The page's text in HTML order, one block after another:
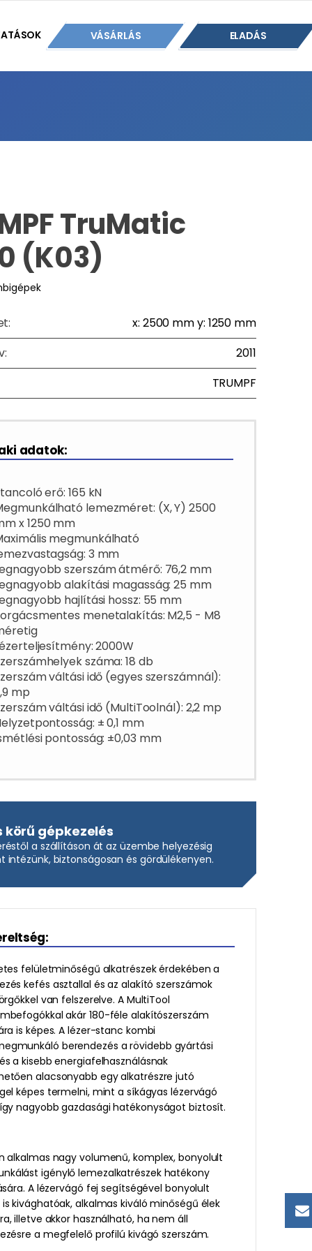
VÁSÁRLÁS ELADÁS
TruMatic
(K03)
x: 2500 mm y: 1250 mm
2011
TRUMPF
adatok:
erő: 165 kN
lemezméret: (X, Y) 2500
x 1250 mm
megmunkálható
3 mm
szerszám átmérő: 76,2 mm
alakítási magasság: 25 mm
hajlítási hossz: 55 mm
menetalakítás: M2,5 - M8
2000W
száma: 18 db
váltási idő (egyes szerszámnál):
mp
váltási idő (MultiToolnál): 2,2 mp
± 0,1 mm
pontosság: ±0,03 mm
körű gépkezelés
a szállításon át az üzembe helyezésig
intézünk, biztonságosan és gördülékenyen.
felületminőségű alkatrészek érdekében a
kefés asztallal és az alakító szerszámok
van felszerelve. A MultiTool
akár 180-féle alakítószerszám
is képes. A lézer-stanc kombi
berendezés a rövidebb gyártási
a kisebb energiafelhasználásnak
alacsonyabb egy alkatrészre jutó
képes termelni, mint a síkágyas lézervágó
nagyobb gazdasági hatékonyságot biztosít.
alkalmas nagy volumenű, komplex, bonyolult
igénylő lemezalkatrészek hatékony
A lézervágó fej segítségével bonyolult
kivághatóak, alkalmas kiváló minőségű élek
illetve akkor használható, ha nem áll
a megfelelő profilú kivágó szerszám.